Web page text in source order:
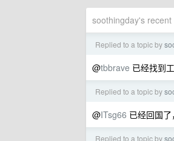
soothingday's
Replied to a topic by
@tbbrave 已经找到
Replied to a topic by
@ITsg66 已经回国了
Replied to a topic by